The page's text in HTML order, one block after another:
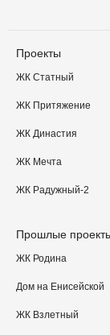
Проекты
ЖК Статный
ЖК Притяжение
ЖК Династия
ЖК Мечта
ЖК Радужный-2
Прошлые
ЖК Родина
Дом на Енисейской
ЖК Взлетный